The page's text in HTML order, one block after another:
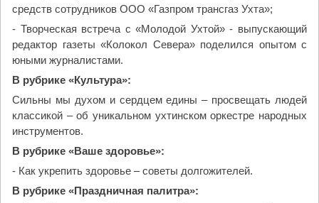
средств сотрудников ООО «Газпром трансгаз Ухта»;
- Творческая встреча с «Молодой Ухтой» - выпускающий
редактор газеты «Колокол Севера» поделился опытом с
юными журналистами.
В рубрике «Культура»:
Сильны мы духом и сердцем едины – просвещать людей
классикой – об уникальном ухтинском оркестре народных
инструментов.
В рубрике «Ваше здоровье»:
- Как укрепить здоровье – советы долгожителей.
В рубрике «Праздничная палитра»: